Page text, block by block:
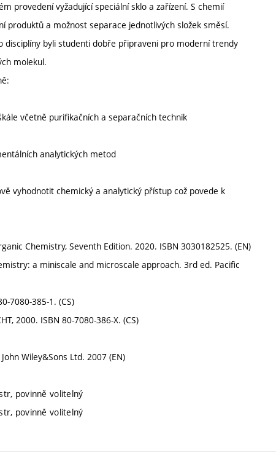
provedení vyžadující speciální sklo a zařízení. S chemií
produktů a možnost separace jednotlivých složek směsí.
byli studenti dobře připraveni pro moderní trendy
molekul.
včetně purifikačních a separačních technik
analytických metod
vyhodnotit chemický a analytický přístup což povede k
Chemistry, Seventh Edition. 2020. ISBN 3030182525. (EN)
a miniscale and microscale approach. 3rd ed. Pacific
7080-385-1. (CS)
2000. ISBN 80-7080-386-X. (CS)
Wiley&Sons Ltd. 2007 (EN)
povinně volitelný
povinně volitelný